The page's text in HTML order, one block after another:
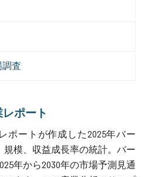
査
ポート
ポートが作成した2025年バー
規模、収益成長率の統計。バー
年から2030年の市場予測見通